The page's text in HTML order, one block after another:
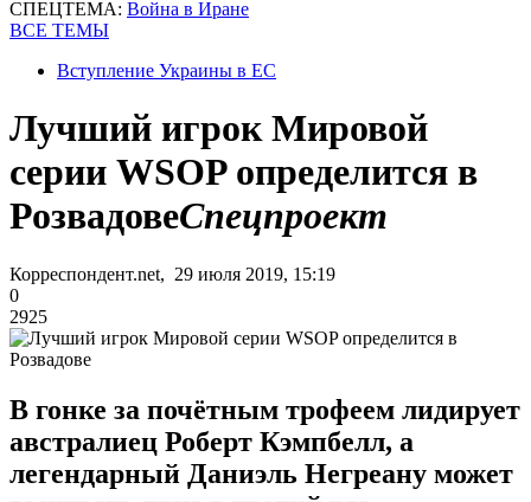
СПЕЦТЕМА: Война в Иране
ВСЕ ТЕМЫ
Вступление Украины в ЕС
Лучший игрок Мировой
серии WSOP определится в
РозвадовеСпецпроект
Корреспондент.net, 29 июля 2019, 15:19
0
2925
В гонке за почётным трофеем лидирует
австралиец Роберт Кэмпбелл, а
легендарный Даниэль Негреану может